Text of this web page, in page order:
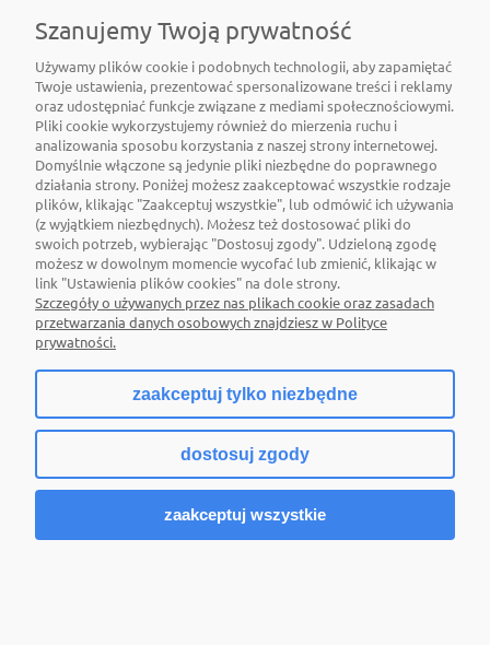
Żarówka Smart E27 A60 2200-6500 kelwinów
600 lumenów przezroczysta
42,10 zł
Do koszyka
Szanujemy Twoją prywatność
Używamy plików cookie i podobnych technologii, aby zapamiętać
Twoje ustawienia, prezentować spersonalizowane treści i reklamy
oraz udostępniać funkcje związane z mediami społecznościowymi.
Pliki cookie wykorzystujemy również do mierzenia ruchu i
analizowania sposobu korzystania z naszej strony internetowej.
Domyślnie włączone są jedynie pliki niezbędne do poprawnego
działania strony. Poniżej możesz zaakceptować wszystkie rodzaje
plików, klikając "Zaakceptuj wszystkie", lub odmówić ich używania
(z wyjątkiem niezbędnych). Możesz też dostosować pliki do
swoich potrzeb, wybierając "Dostosuj zgody". Udzieloną zgodę
możesz w dowolnym momencie wycofać lub zmienić, klikając w
link "Ustawienia plików cookies" na dole strony.
Szczegóły o używanych przez nas plikach cookie oraz zasadach
przetwarzania danych osobowych znajdziesz w Polityce
prywatności.
zaakceptuj tylko niezbędne
dostosuj zgody
zaakceptuj wszystkie